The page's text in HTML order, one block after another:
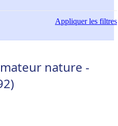
Appliquerles filtres
nature -